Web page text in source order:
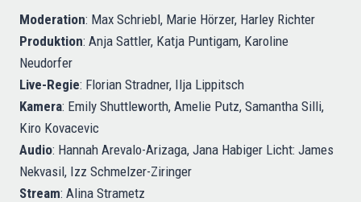
Moderation: Max Schriebl, Marie Hörzer, Harley Richter
Produktion: Anja Sattler, Katja Puntigam, Karoline
Neudorfer
Live-Regie: Florian Stradner, Ilja Lippitsch
Kamera: Emily Shuttleworth, Amelie Putz, Samantha Silli,
Kiro Kovacevic
Audio: Hannah Arevalo-Arizaga, Jana Habiger Licht: James
Nekvasil, Izz Schmelzer-Ziringer
Stream: Alina Strametz